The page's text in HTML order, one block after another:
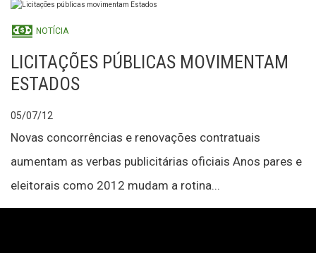
NOTÍCIA
LICITAÇÕES PÚBLICAS MOVIMENTAM
ESTADOS
05/07/12
Novas concorrências e renovações contratuais
aumentam as verbas publicitárias oficiais Anos pares e
eleitorais como 2012 mudam a rotina...